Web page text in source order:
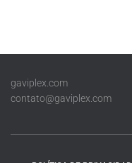
gaviplex.com
contato@gaviplex.com